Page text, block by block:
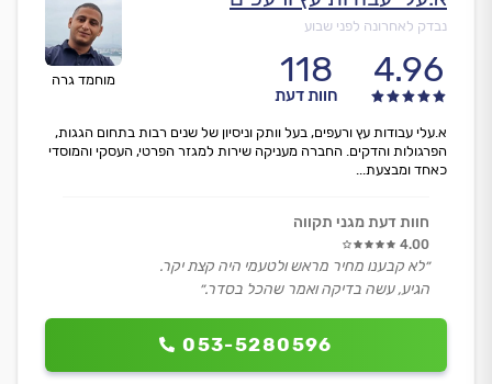
מוחמד גרה
נבדק לאחרונה לפני שבוע
4.96
118
חוות דעת
053-5280596
א.עלי עבודות עץ ורעפים, בעל וותק וניסיון של שנים רבות בתחום הגגות,
הפרגולות והדקים. החברה מעניקה שירות למגזר הפרטי, העסקי והמוסדי
כאחד ומבצעת...
חוות דעת מגני תקווה
4.00
״לא קבענו מחיר מראש ולטעמי היה קצת יקר.
הגיע, עשה בדיקה ואמר שהכל בסדר.״